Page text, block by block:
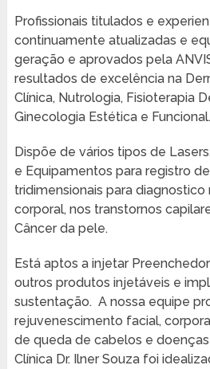
Profissionais titulados e
continuamente atualizadas e
geração e aprovados pela
resultados de excelência na
Clínica, Nutrologia, Fisioterapia
Ginecologia Estética e Funcional.
Dispõe de vários tipos de
e Equipamentos para registro
tridimensionais para
corporal, nos transtornos
Câncer da pele.
Está aptos a injetar
outros produtos injetáveis e
sustentação. A nossa equipe
rejuvenescimento facial,
de queda de cabelos e doenças
Clínica Dr. Ilner Souza foi